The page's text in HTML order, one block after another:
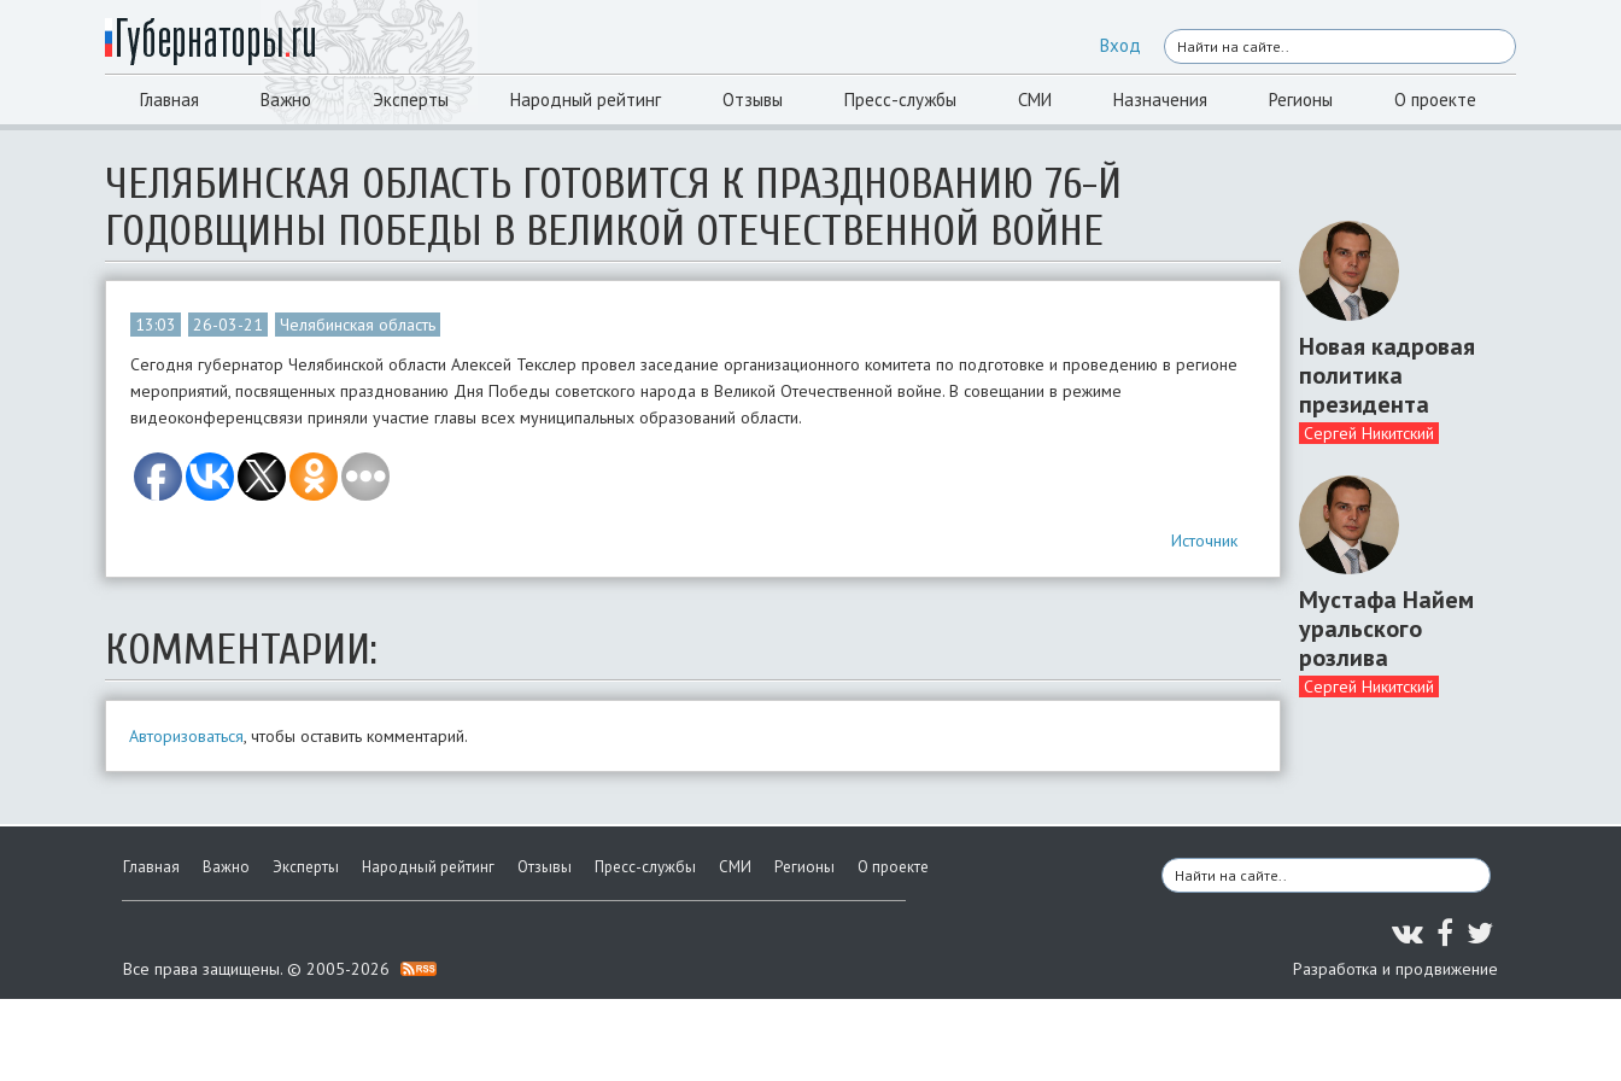
Вход
Главная Важно Эксперты Народный рейтинг Отзывы Пресс-службы СМИ Назначения Регионы О проекте
ЧЕЛЯБИНСКАЯ ОБЛАСТЬ ГОТОВИТСЯ К ПРАЗДНОВАНИЮ 76-Й
ГОДОВЩИНЫ ПОБЕДЫ В ВЕЛИКОЙ ОТЕЧЕСТВЕННОЙ ВОЙНЕ
13:03 26-03-21
Челябинская область
Сегодня губернатор Челябинской области Алексей Текслер провел заседание организационного комитета по подготовке и проведению в регионе
мероприятий, посвященных празднованию Дня Победы советского народа в Великой Отечественной войне. В совещании в режиме
видеоконференцсвязи приняли участие главы всех муниципальных образований области.
Источник
КОММЕНТАРИИ:
Авторизоваться, чтобы оставить комментарий.
Новая кадровая
политика
президента
Сергей Никитский
Мустафа Найем
уральского
розлива
Сергей Никитский
Главная Важно Эксперты Народный рейтинг Отзывы Пресс-службы СМИ Регионы О проекте
Все права защищены. © 2005-2026 Разработка и продвижение